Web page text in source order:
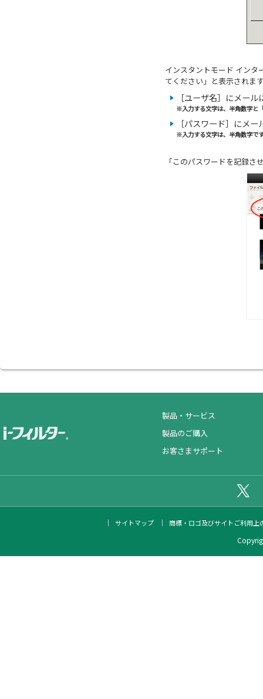
インスタントモード イン
てください」と表示されま
［ユーザ名］にメー
※入力する文字は、半角数字と
［パスワード］にメ
※入力する文字は、半角数字で
「このパスワードを記録
製品・サービス
製品のご購入
お客さまサポート
サイトマップ 商標・ロゴ及びサイトご利用上